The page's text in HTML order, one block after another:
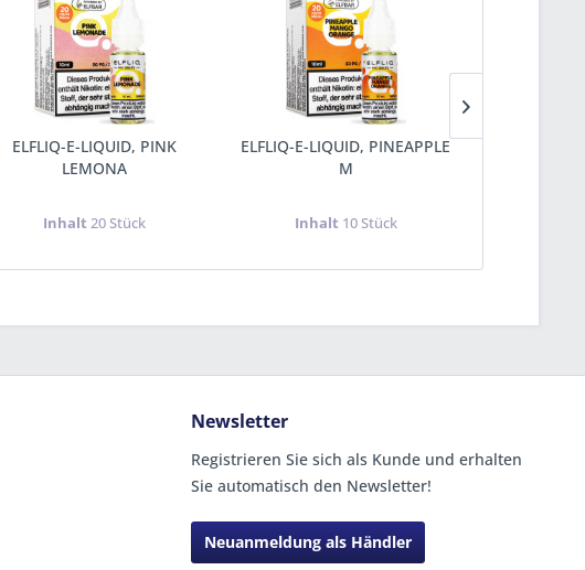
ELFLIQ-E-LIQUID, PINK
LEMONA
Inhalt 20 Stück
ELFLIQ-E-LIQUID, PINEAPPLE
M
Inhalt 10 Stück
Newsletter
Registrieren Sie sich als Kunde und erhalten
Sie automatisch den Newsletter!
Neuanmeldung als Händler